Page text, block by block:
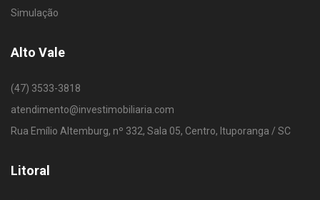
Simulação
Alto Vale
(47) 3533-3818
atendimento@investimobiliaria.com
Rua Emílio Altemburg, nº 332, Sala 05, Centro, Ituporanga / SC
Litoral